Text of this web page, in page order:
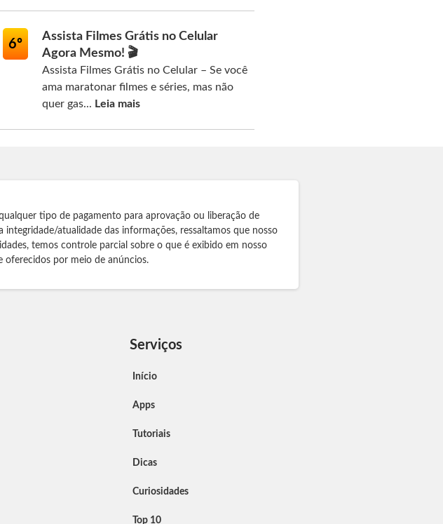
6º
Assista Filmes Grátis no Celular
Agora Mesmo! 🎬
Assista Filmes Grátis no Celular – Se você
ama maratonar filmes e séries, mas não
quer gas... Leia mais
tipo de pagamento para aprovação ou liberação de
atualidade das informações, ressaltamos que nosso
temos controle parcial sobre o que é exibido em nosso
oferecidos por meio de anúncios.
Serviços
Início
Apps
Tutoriais
Dicas
Curiosidades
Top 10